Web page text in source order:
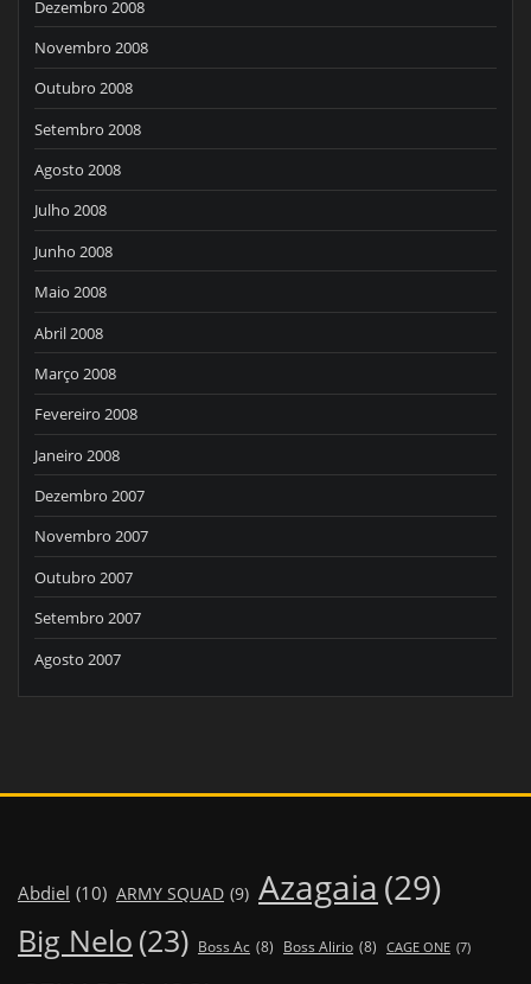
Dezembro 2008
Novembro 2008
Outubro 2008
Setembro 2008
Agosto 2008
Julho 2008
Junho 2008
Maio 2008
Abril 2008
Março 2008
Fevereiro 2008
Janeiro 2008
Dezembro 2007
Novembro 2007
Outubro 2007
Setembro 2007
Agosto 2007
Abdiel (10) ARMY SQUAD (9) Azagaia (29)
Big Nelo (23) Boss Ac (8) Boss Alirio (8) CAGE ONE (7)